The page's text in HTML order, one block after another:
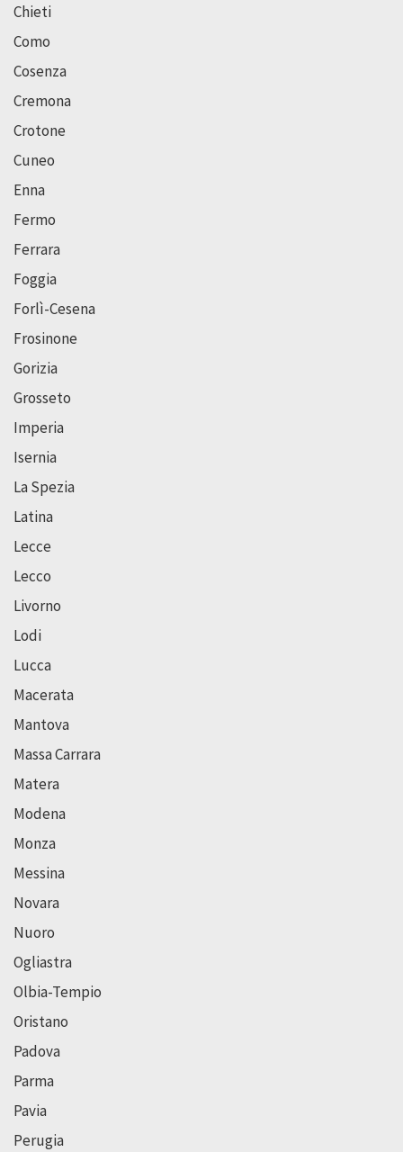
Chieti
Como
Cosenza
Cremona
Crotone
Cuneo
Enna
Fermo
Ferrara
Foggia
Forlì-Cesena
Frosinone
Gorizia
Grosseto
Imperia
Isernia
La Spezia
Latina
Lecce
Lecco
Livorno
Lodi
Lucca
Macerata
Mantova
Massa Carrara
Matera
Modena
Monza
Messina
Novara
Nuoro
Ogliastra
Olbia-Tempio
Oristano
Padova
Parma
Pavia
Perugia